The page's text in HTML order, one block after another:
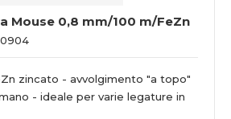
Mouse 0,8 mm/100 m/FeZn
zincato - avvolgimento "a topo"
- ideale per varie legature in